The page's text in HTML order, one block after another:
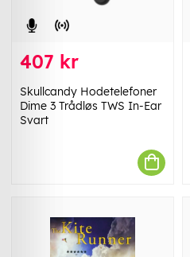
407 kr
Skullcandy Hodetelefoner
Dime 3 Trådløs TWS In-Ear
Svart